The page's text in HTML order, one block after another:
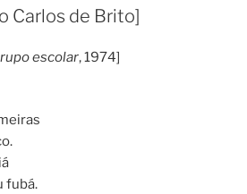
Carlos de Brito]
escolar, 1974]
fubá.